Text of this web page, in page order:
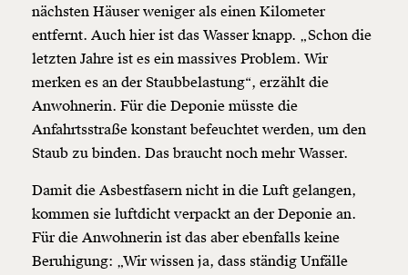
nächsten Häuser weniger als einen Kilometer
entfernt. Auch hier ist das Wasser knapp. „Schon die
letzten Jahre ist es ein massives Problem. Wir
merken es an der Staubbelastung“, erzählt die
Anwohnerin. Für die Deponie müsste die
Anfahrtsstraße konstant befeuchtet werden, um den
Staub zu binden. Das braucht noch mehr Wasser.
Damit die Asbestfasern nicht in die Luft gelangen,
kommen sie luftdicht verpackt an der Deponie an.
Für die Anwohnerin ist das aber ebenfalls keine
Beruhigung: „Wir wissen ja, dass ständig Unfälle